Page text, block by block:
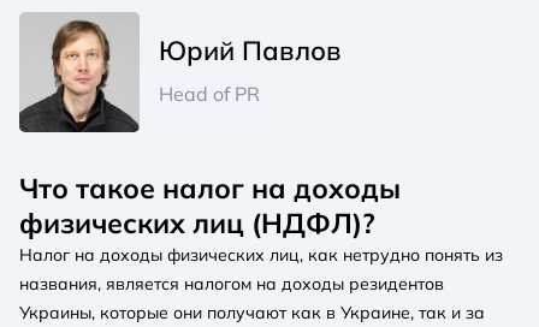
Юрий Павлов
Head of PR
Что такое налог на доходы
физических лиц (НДФЛ)?
Налог на доходы физических лиц, как нетрудно понять из
названия, является налогом на доходы резидентов
Украины, которые они получают как в Украине, так и за